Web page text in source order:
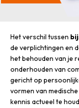
Het verschil tussen
de verplichtingen en
het behouden van je
onderhouden van
gericht op
vormen van
kennis actueel te